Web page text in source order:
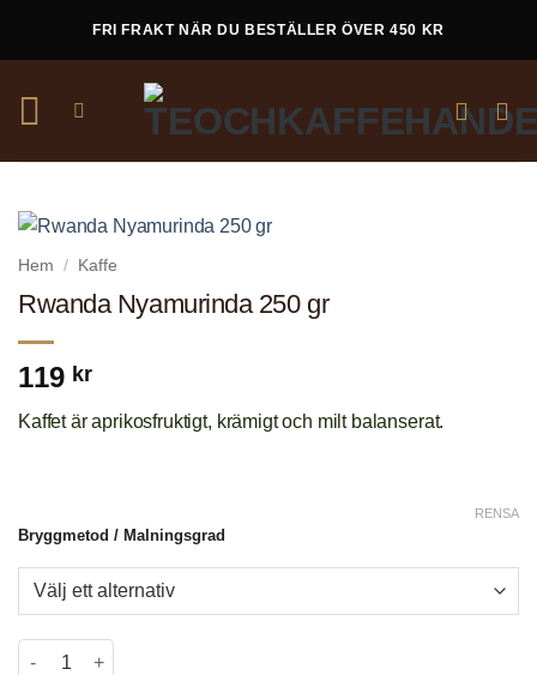
FRI FRAKT NÄR DU BESTÄLLER ÖVER 450 KR
Hem / Kaffe
Rwanda Nyamurinda 250 gr
119 kr
Kaffet är aprikosfruktigt, krämigt och milt balanserat.
Bryggmetod / Malningsgrad
RENSA
Rwanda Nyamurinda 250 gr mängd